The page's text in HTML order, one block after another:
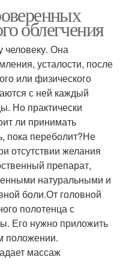
облегчения
человеку. Она
усталости, после
или физического
с ней каждый
Но практически
ли принимать
пока переболит?Не
отсутствии желания
препарат,
натуральными и
боли.От головной
полотенца с
Его нужно приложить
положении.
массаж